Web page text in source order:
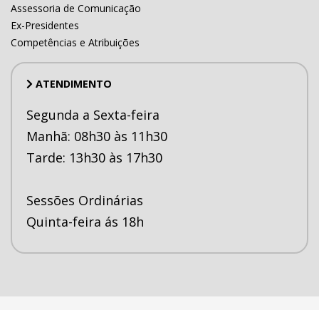
Assessoria de Comunicação
Ex-Presidentes
Competências e Atribuições
ATENDIMENTO
Segunda a Sexta-feira
Manhã: 08h30 às 11h30
Tarde: 13h30 às 17h30
Sessões Ordinárias
Quinta-feira ás 18h